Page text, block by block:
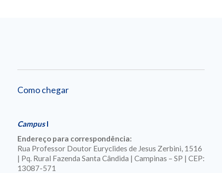
Como chegar
CampusI
Endereço para correspondência:
Rua Professor Doutor Euryclides de Jesus Zerbini, 1516
| Pq. Rural Fazenda Santa Cândida | Campinas – SP | CEP:
13087-571